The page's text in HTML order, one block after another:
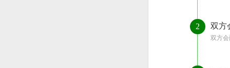
2 双方
双方